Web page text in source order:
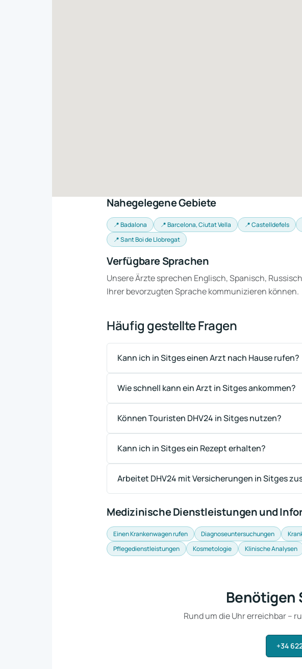
Nahegelegene Gebiete
📍 Badalona 📍 Barcelona, Ciutat Vella 📍 Castelldefels
📍 Sant Boi de Llobregat
Verfügbare Sprachen
Unsere Ärzte sprechen Englisch, Spanisch,
Ihrer bevorzugten Sprache kommunizieren können.
Häufig gestellte Fragen
Kann ich in Sitges einen Arzt nach Hause rufen?
Wie schnell kann ein Arzt in Sitges ankommen?
Können Touristen DHV24 in Sitges nutzen?
Kann ich in Sitges ein Rezept erhalten?
Arbeitet DHV24 mit Versicherungen in Sitges
Medizinische Dienstleistungen und
Einen Krankenwagen rufen Diagnoseuntersuchungen
Pflegedienstleistungen
Kosmetologie Klinische Analysen
Benötigen
Rund um die Uhr erreichbar –
+34